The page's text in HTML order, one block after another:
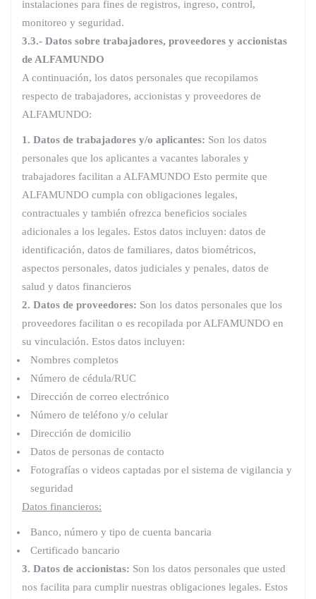
instalaciones para fines de registros, ingreso, control,
monitoreo y seguridad.
3.3.- Datos sobre trabajadores, proveedores y accionistas
de ALFAMUNDO
A continuación, los datos personales que recopilamos
respecto de trabajadores, accionistas y proveedores de
ALFAMUNDO:
1. Datos de trabajadores y/o aplicantes: Son los datos
personales que los aplicantes a vacantes laborales y
trabajadores facilitan a ALFAMUNDO Esto permite que
ALFAMUNDO cumpla con obligaciones legales,
contractuales y también ofrezca beneficios sociales
adicionales a los legales. Estos datos incluyen: datos de
identificación, datos de familiares, datos biométricos,
aspectos personales, datos judiciales y penales, datos de
salud y datos financieros
2. Datos de proveedores: Son los datos personales que los
proveedores facilitan o es recopilada por ALFAMUNDO en
su vinculación. Estos datos incluyen:
Nombres completos
Número de cédula/RUC
Dirección de correo electrónico
Número de teléfono y/o celular
Dirección de domicilio
Datos de personas de contacto
Fotografías o videos captadas por el sistema de vigilancia y
seguridad
Datos financieros:
Banco, número y tipo de cuenta bancaria
Certificado bancario
3. Datos de accionistas: Son los datos personales que usted
nos facilita para cumplir nuestras obligaciones legales. Estos